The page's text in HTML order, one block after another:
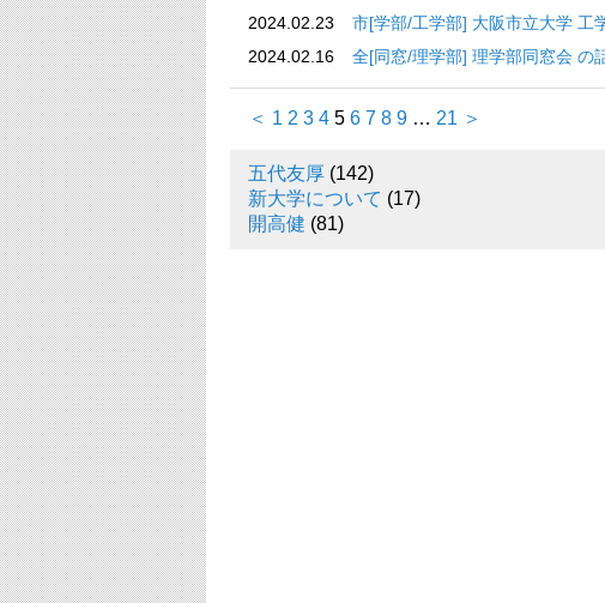
2024.02.23
市[学部/工学部] 大阪市
2024.02.16
全[同窓/理学部] 理
＜ 1 2 3 4 5 6 7 8 9 … 21 ＞
五代友厚 (142)
新大学について (17)
開高健 (81)